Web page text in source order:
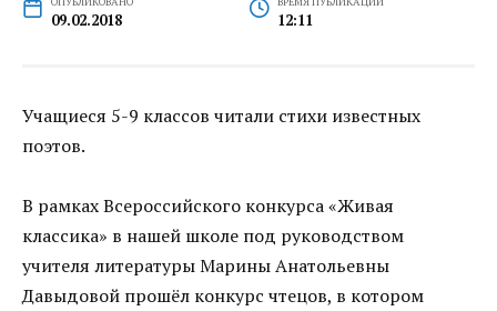
09.02.2018 12:11
Учащиеся 5-9 классов читали стихи известных
поэтов.
В рамках Всероссийского конкурса «Живая
классика» в нашей школе под руководством
учителя литературы Марины Анатольевны
Давыдовой прошёл конкурс чтецов, в котором